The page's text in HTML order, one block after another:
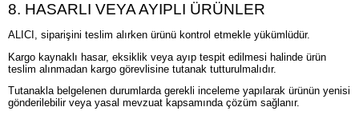
8. HASARLI VEYA AYIPLI ÜRÜNLER
ALICI, siparişini teslim alırken ürünü kontrol etmekle yükümlüdür.
Kargo kaynaklı hasar, eksiklik veya ayıp tespit edilmesi halinde ürün
teslim alınmadan kargo görevlisine tutanak tutturulmalıdır.
Tutanakla belgelenen durumlarda gerekli inceleme yapılarak ürünün yenisi
gönderilebilir veya yasal mevzuat kapsamında çözüm sağlanır.